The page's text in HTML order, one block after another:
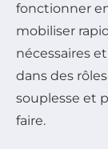
fonctionner
mobiliser
nécessaires
dans des
souplesse et
faire.